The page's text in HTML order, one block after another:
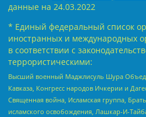
данные на 24.03.2022
* Единый федеральный список
иностранных и международных
в соответствии с
террористическими:
Высший военный Маджлисуль Шура
Кавказа, Конгресс народов Ичкерии и
Священная война, Исламская группа,
исламского освобождения, Лашкар-И-